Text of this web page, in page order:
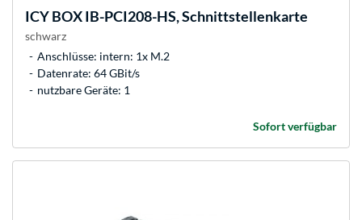
ICY BOXIB-PCI208-HS, Schnittstellenkarte
schwarz
Anschlüsse: intern: 1x M.2
Datenrate: 64 GBit/s
nutzbare Geräte: 1
Sofort verfügbar